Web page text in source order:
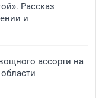
Рассказ
и
ассорти на